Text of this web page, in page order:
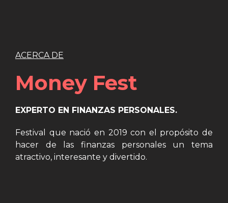
ACERCA DE
Money Fest
EXPERTO EN FINANZAS PERSONALES.
Festival que nació en 2019 con el propósito de
hacer de las finanzas personales un tema
atractivo, interesante y divertido.